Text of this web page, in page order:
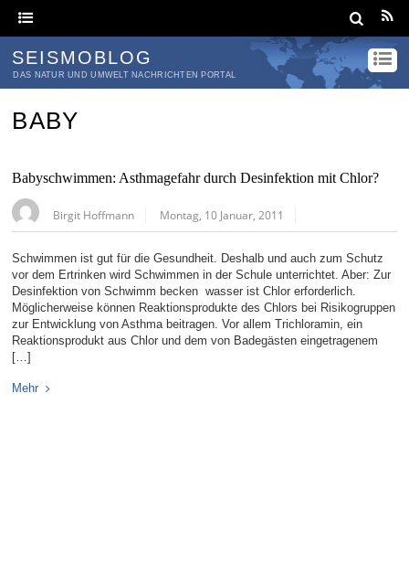
SEISMOBLOG
DAS NATUR UND UMWELT NACHRICHTEN PORTAL
BABY
Babyschwimmen: Asthmagefahr durch Desinfektion mit Chlor?
Birgit Hoffmann Montag, 10 Januar, 2011
Schwimmen ist gut für die Gesundheit. Deshalb und auch zum Schutz
vor dem Ertrinken wird Schwimmen in der Schule unterrichtet. Aber: Zur
Desinfektion von Schwimm ­becken ­ ­wasser ist Chlor erforderlich.
Möglicherweise können Reaktionsprodukte des Chlors bei Risikogruppen
zur Entwicklung von Asthma beitragen. Vor allem Trichloramin, ein
Reaktionsprodukt aus Chlor und dem von Badegästen eingetragenem
[…]
Mehr